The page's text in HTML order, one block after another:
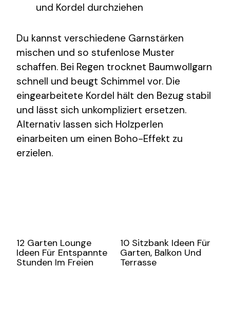
und Kordel durchziehen
Du kannst verschiedene Garnstärken
mischen und so stufenlose Muster
schaffen. Bei Regen trocknet Baumwollgarn
schnell und beugt Schimmel vor. Die
eingearbeitete Kordel hält den Bezug stabil
und lässt sich unkompliziert ersetzen.
Alternativ lassen sich Holzperlen
einarbeiten um einen Boho-Effekt zu
erzielen.
12 Garten Lounge
Ideen Für Entspannte
Stunden Im Freien
10 Sitzbank Ideen Für
Garten, Balkon Und
Terrasse